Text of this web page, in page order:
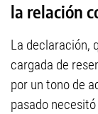
la relación
La declaración,
cargada de
por un tono de
pasado